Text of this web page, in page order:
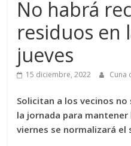
No habrá
residuos en
jueves
15 diciembre, 2022 Cuna
Solicitan a los vecinos
la jornada para mantener
viernes se normalizará el